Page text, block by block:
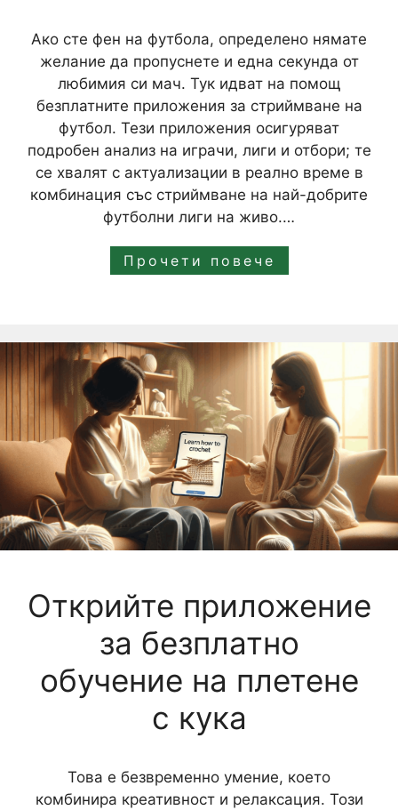
Ако сте фен на футбола, определено нямате
желание да пропуснете и една секунда от
любимия си мач. Тук идват на помощ
безплатните приложения за стриймване на
футбол. Тези приложения осигуряват
подробен анализ на играчи, лиги и отбори; те
се хвалят с актуализации в реално време в
комбинация със стриймване на най-добрите
футболни лиги на живо.…
Прочети повече
Открийте приложение
за безплатно
обучение на плетене
с кука
Това е безвременно умение, което
комбинира креативност и релаксация. Този